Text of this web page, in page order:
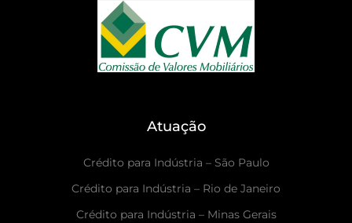
Atuação
Crédito para Indústria – São Paulo
Crédito para Indústria – Rio de Janeiro
Crédito para Indústria – Minas Gerais